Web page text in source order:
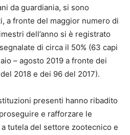
da guardiania, si sono
a fronte del maggior numero di
dell’anno si è registrato
di circa il 50% (63 capi
– agosto 2019 a fronte dei
2018 e dei 96 del 2017).
presenti hanno ribadito
e rafforzare le
tutela del settore zootecnico e